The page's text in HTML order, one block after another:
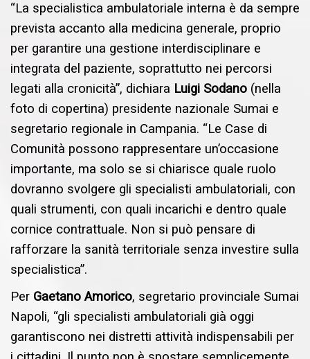
“La specialistica ambulatoriale interna è da sempre
prevista accanto alla medicina generale, proprio
per garantire una gestione interdisciplinare e
integrata del paziente, soprattutto nei percorsi
legati alla cronicità”, dichiara Luigi Sodano (nella
foto di copertina) presidente nazionale Sumai e
segretario regionale in Campania. “Le Case di
Comunità possono rappresentare un’occasione
importante, ma solo se si chiarisce quale ruolo
dovranno svolgere gli specialisti ambulatoriali, con
quali strumenti, con quali incarichi e dentro quale
cornice contrattuale. Non si può pensare di
rafforzare la sanità territoriale senza investire sulla
specialistica”.
Per Gaetano Amorico, segretario provinciale Sumai
Napoli, “gli specialisti ambulatoriali già oggi
garantiscono nei distretti attività indispensabili per